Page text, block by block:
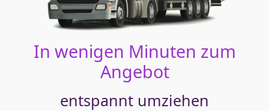
In wenigen Minuten zum
Angebot
entspannt umziehen